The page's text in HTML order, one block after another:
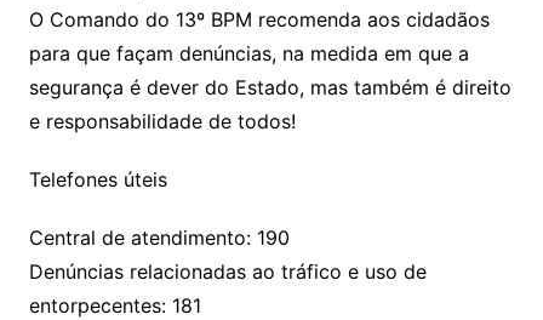
O Comando do 13º BPM recomenda aos cidadãos
para que façam denúncias, na medida em que a
segurança é dever do Estado, mas também é direito
e responsabilidade de todos!
Telefones úteis
Central de atendimento: 190
Denúncias relacionadas ao tráfico e uso de
entorpecentes: 181